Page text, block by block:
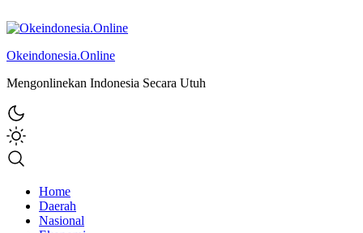
Okeindonesia.Online
Mengonlinekan Indonesia Secara Utuh
Home
Daerah
Nasional